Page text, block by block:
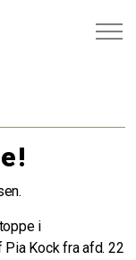
i
Kock fra afd. 22